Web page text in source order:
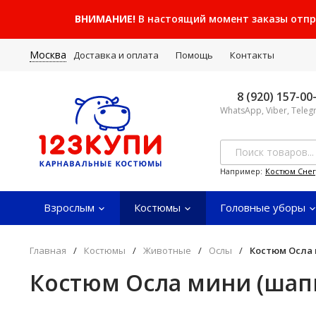
ВНИМАНИЕ!В настоящий момент заказы
Москва Доставка и оплата Помощь Контакты
8 (920) 157-
WhatsApp, Viber,
Например: Костюм
Взрослым Костюмы Головные уборы
Главная / Костюмы / Животные / Ослы / Костюм Осла
Костюм Осла мини